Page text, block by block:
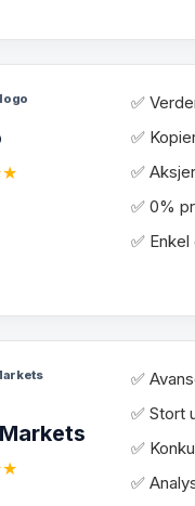
✅
✅
✅
✅ 0%
✅
✅
✅ Stort
✅
✅